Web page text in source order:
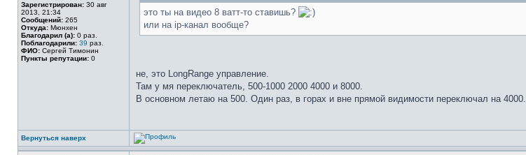
Зарегистрирован: 30 авг
2013, 21:34
Сообщений: 265
Откуда: Мюнхен
Благодарил (а): 0 раз.
Поблагодарили: 39 раз.
ФИО: Сергей Тимонин
Пункты репутации: 0
это ты на видео 8 ватт-то ставишь?
или на ip-канал вообще?
не, это LongRange управление.
Там у мя переключатель, 500-1000 2000 4000 и 8000.
В основном летаю на 500. Один раз, в горах и вне прямой видимости переключал на 4000.
Вернуться наверх